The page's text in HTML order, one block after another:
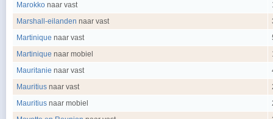
Marokko naar vast
Marshall-eilanden naar vast
Martinique naar vast
Martinique naar mobiel
Mauritanie naar vast
Mauritius naar vast
Mauritius naar mobiel